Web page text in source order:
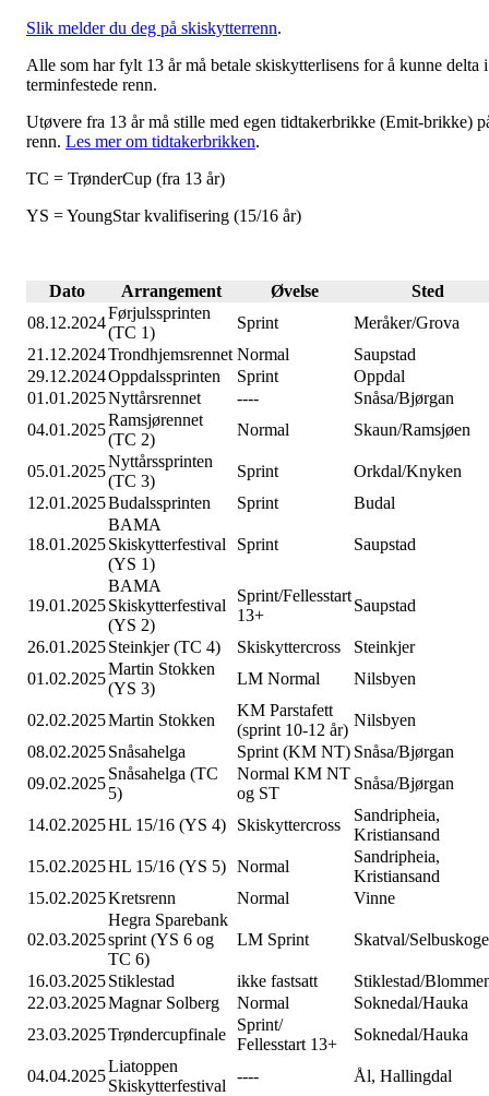
Slik melder du deg på skiskytterrenn.
Alle som har fylt 13 år må betale skiskytterlisens for å kunne delta i
terminfestede renn.
Utøvere fra 13 år må stille med egen tidtakerbrikke (Emit-brikke)
renn. Les mer om tidtakerbrikken.
TC = TrønderCup (fra 13 år)
YS = YoungStar kvalifisering (15/16 år)
Dato Arrangement Øvelse
Sted
08.12.2024
Førjulssprinten
(TC 1)
Sprint
Meråker/Grova
21.12.2024Trondhjemsrennet Normal
Saupstad
29.12.2024Oppdalssprinten Sprint
Oppdal
01.01.2025Nyttårsrennet ----
Snåsa/Bjørgan
04.01.2025
Ramsjørennet
(TC 2)
Normal Skaun/Ramsjøen
05.01.2025
Nyttårssprinten
(TC 3)
Sprint
Orkdal/Knyken
12.01.2025Budalssprinten Sprint Budal
18.01.2025
BAMA
Skiskytterfestival
(YS 1)
Sprint Saupstad
19.01.2025
BAMA
Skiskytterfestival
(YS 2)
Sprint/Fellesstart
13+
Saupstad
26.01.2025Steinkjer (TC 4) Skiskyttercross
Steinkjer
01.02.2025
Martin Stokken
(YS 3)
LM Normal Nilsbyen
02.02.2025Martin Stokken
KM Parstafett
(sprint 10-12 år)
Nilsbyen
08.02.2025Snåsahelga Sprint (KM NT) Snåsa/Bjørgan
09.02.2025
Snåsahelga (TC
5)
Normal KM NT
og ST
Snåsa/Bjørgan
14.02.2025HL 15/16 (YS 4) Skiskyttercross
Sandripheia,
Kristiansand
15.02.2025HL 15/16 (YS 5) Normal
Sandripheia,
Kristiansand
15.02.2025Kretsrenn Normal Vinne
02.03.2025
Hegra Sparebank
sprint (YS 6 og
TC 6)
LM Sprint Skatval/
16.03.2025Stiklestad ikke fastsatt
Stiklestad/
22.03.2025Magnar Solberg Normal
Soknedal/Hauka
23.03.2025Trøndercupfinale
Sprint/
Fellesstart 13+
Soknedal/Hauka
04.04.2025
Liatoppen
Skiskytterfestival
---- Ål, Hallingdal